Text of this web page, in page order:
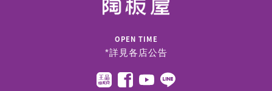
OPEN TIME
*詳見各店公告